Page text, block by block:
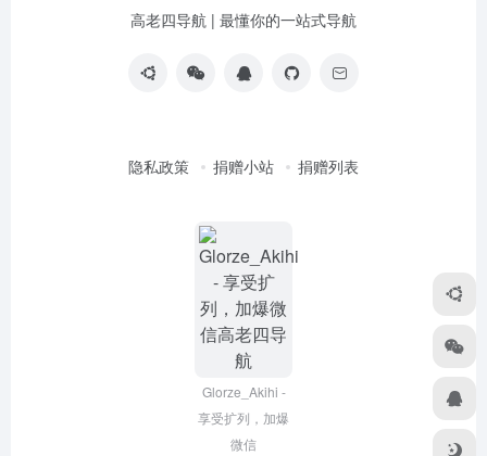
高老四导航 | 最懂你的一站式导航
隐私政策 捐赠小站 捐赠列表
Glorze_Akihi -
享受扩列，加爆
微信